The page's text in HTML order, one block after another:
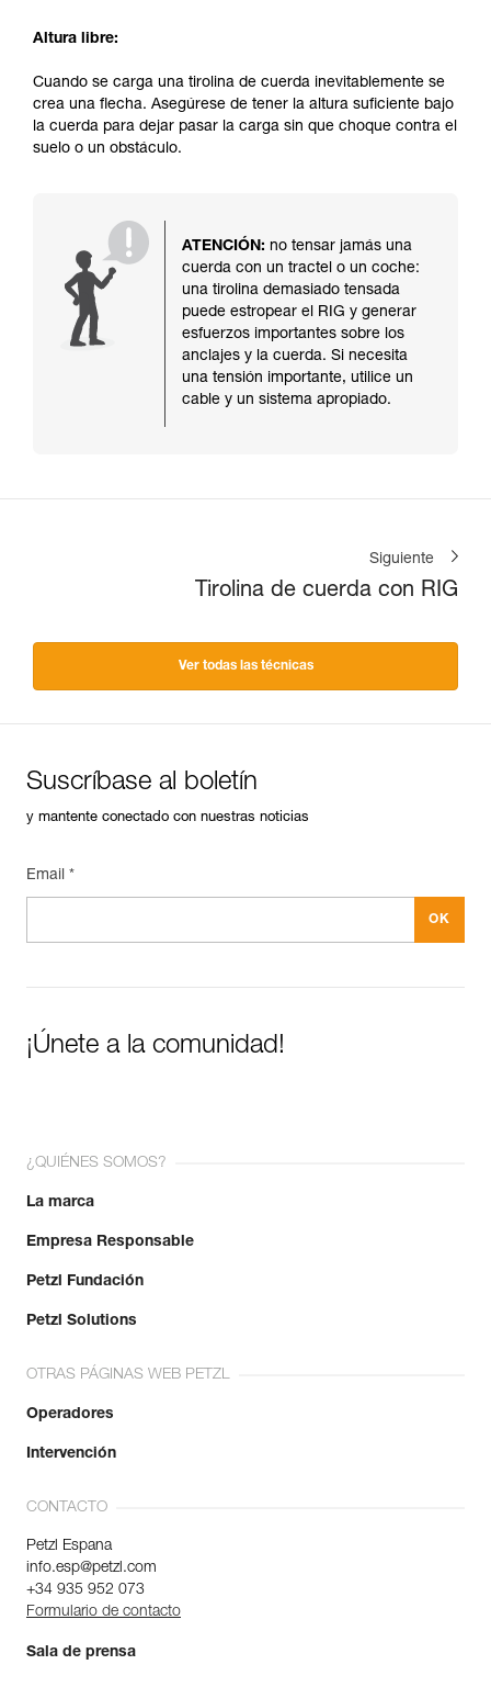
Altura libre:
Cuando se carga una tirolina de cuerda inevitablemente se
crea una flecha. Asegúrese de tener la altura suficiente bajo
la cuerda para dejar pasar la carga sin que choque contra el
suelo o un obstáculo.
ATENCIÓN: no tensar jamás una
cuerda con un tractel o un coche:
una tirolina demasiado tensada
puede estropear el RIG y generar
esfuerzos importantes sobre los
anclajes y la cuerda. Si necesita
una tensión importante, utilice un
cable y un sistema apropiado.
Siguiente
Tirolina de cuerda con RIG
Ver todas las técnicas
Suscríbase al boletín
y mantente conectado con nuestras noticias
Email *
¡Únete a la comunidad!
¿QUIÉNES SOMOS?
La marca
Empresa Responsable
Petzl Fundación
Petzl Solutions
OTRAS PÁGINAS WEB PETZL
Operadores
Intervención
CONTACTO
Petzl Espana
info.esp@petzl.com
+34 935 952 073
Formulario de contacto
Sala de prensa